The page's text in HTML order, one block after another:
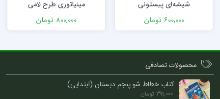
شیشه‌ای پیستونی
600,000 تومان
مینیاتوری طرح لامی
800,000 تومان
محصولات تصادفی
کتاب خطاط شو پنجم دبستان (ابتدایی)
391,000 تومان